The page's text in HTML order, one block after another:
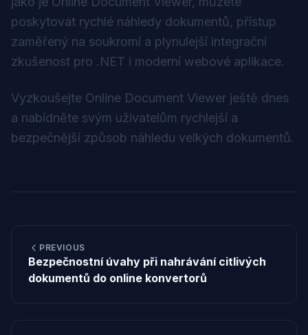
poskytovat rychlé náhledy dokumentů, přístup
zaměřený na soukromí a plynulejší integrační
zkušenost pro .NET i moderní webové aplikace.
Vyzkoušejte Online Document Viewer ještě dnes
a nabídněte svým uživatelům rychlejší a
bezpečnější způsob náhledu velkých dokumentů.
PREVIOUS
Bezpečnostní úvahy při nahrávání citlivých
dokumentů do online konvertorů